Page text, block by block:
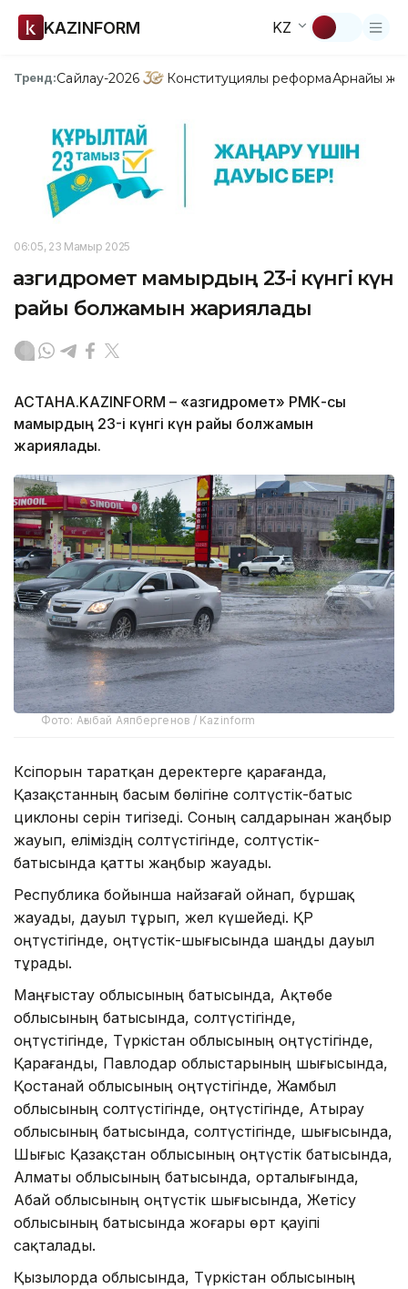
KAZINFORM KZ
Тренд:Сайлау-2026 Конституциялық реформаАрнайы
06:05, 23 Мамыр 2025
Қазгидромет мамырдың 23-і күнгі күн
райы болжамын жариялады
АСТАНА.KAZINFORM – «Қазгидромет» РМК-сы
мамырдың 23-і күнгі күн райы болжамын
жариялады.
Фото: Ағыбай Аяпбергенов / Kazinform
Кәсіпорын таратқан деректерге қарағанда,
Қазақстанның басым бөлігіне солтүстік-батыс
циклоны әсерін тигізеді. Соның салдарынан жаңбыр
жауып, еліміздің солтүстігінде, солтүстік-
батысында қатты жаңбыр жауады.
Республика бойынша найзағай ойнап, бұршақ
жауады, дауыл тұрып, жел күшейеді. ҚР
оңтүстігінде, оңтүстік-шығысында шаңды дауыл
тұрады.
Маңғыстау облысының батысында, Ақтөбе
облысының батысында, солтүстігінде,
оңтүстігінде, Түркістан облысының оңтүстігінде,
Қарағанды, Павлодар облыстарының шығысында,
Қостанай облысының оңтүстігінде, Жамбыл
облысының солтүстігінде, оңтүстігінде, Атырау
облысының батысында, солтүстігінде, шығысында,
Шығыс Қазақстан облысының оңтүстік батысында,
Алматы облысының батысында, орталығында,
Абай облысының оңтүстік шығысында, Жетісу
облысының батысында жоғары өрт қауіпі
сақталады.
Қызылорда облысында, Түркістан облысының